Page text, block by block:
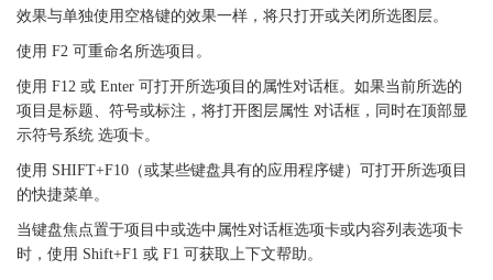
效果与单独使用空格键的效果一样，将只打开或关闭所选图层。
使用 F2 可重命名所选项目。
使用 F12 或 Enter 可打开所选项目的属性对话框。如果当前所选的
项目是标题、符号或标注，将打开图层属性 对话框，同时在顶部显
示符号系统 选项卡。
使用 SHIFT+F10（或某些键盘具有的应用程序键）可打开所选项目
的快捷菜单。
当键盘焦点置于项目中或选中属性对话框选项卡或内容列表选项卡
时，使用 Shift+F1 或 F1 可获取上下文帮助。